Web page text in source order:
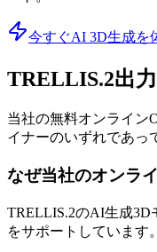
今すぐAI 3D生成を
TRELLIS.2出
当社の無料オンライン
イナーのいずれであっ
なぜ当社のオンラ
TRELLIS.2のAI生成3D
をサポートしています